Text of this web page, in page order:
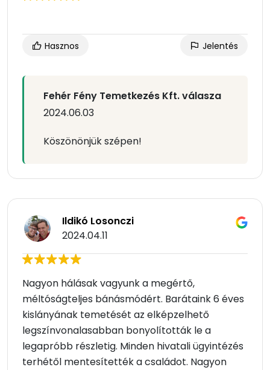
Hasznos Jelentés
Fehér Fény Temetkezés Kft. válasza
2024.06.03
Köszönönjük szépen!
Ildikó Losonczi
2024.04.11
Nagyon hálásak vagyunk a megértő,
méltóságteljes bánásmódért. Barátaink 6 éves
kislányának temetését az elképzelhető
legszínvonalasabban bonyolították le a
legapróbb részletig. Minden hivatali ügyintézés
terhétől mentesítették a családot. Nagyon